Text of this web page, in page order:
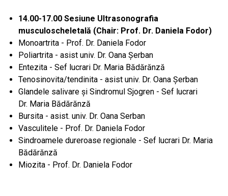
14.00-17.00 Sesiune Ultrasonografia
musculoscheletală (Chair: Prof. Dr. Daniela Fodor)
Monoartrita - Prof. Dr. Daniela Fodor
Poliartrita - asist univ. Dr. Oana Șerban
Entezita - Sef lucrari Dr. Maria Bădărănză
Tenosinovita/tendinita - asist univ. Dr. Oana Șerban
Glandele salivare și Sindromul Sjogren - Sef lucrari
Dr. Maria Bădărănză
Bursita - asist. univ. Dr. Oana Serban
Vasculitele - Prof. Dr. Daniela Fodor
Sindroamele dureroase regionale - Sef lucrari Dr. Maria
Bădărănză
Miozita - Prof. Dr. Daniela Fodor